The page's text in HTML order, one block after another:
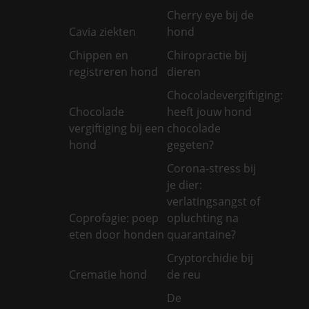
Cavia ziekten
Cherry eye bij de
hond
Chippen en
registreren hond
Chiropractie bij
dieren
Chocolade
vergiftiging bij een
hond
Chocoladevergiftiging:
heeft jouw hond
chocolade
gegeten?
Coprofagie: poep
eten door honden
Corona-stress bij
je dier:
verlatingsangst of
opluchting na
quarantaine?
Crematie hond
Cryptorchidie bij
de reu
De